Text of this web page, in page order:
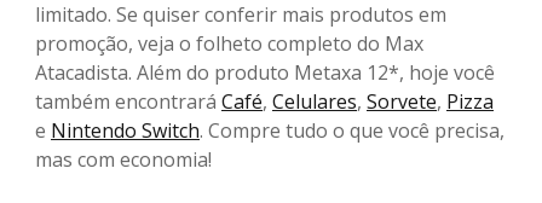
limitado. Se quiser conferir mais produtos em
promoção, veja o folheto completo do Max
Atacadista. Além do produto Metaxa 12*, hoje você
também encontrará Café, Celulares, Sorvete, Pizza
e Nintendo Switch. Compre tudo o que você precisa,
mas com economia!